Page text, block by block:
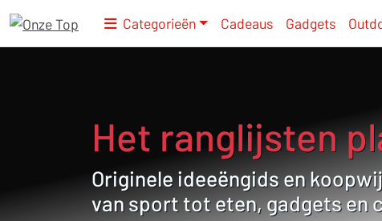
Categorieën Cadeaus Gadgets
Het ranglijsten
Originele ideeëngids en
van sport tot eten, gadgets en